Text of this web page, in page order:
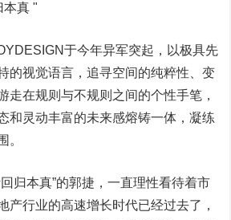
真 "
于今年异军突起，以极具先
的视觉语言，追寻空间的纯粹性、变
走在规则与不规则之间的个性手笔，
和灵动丰富的未来感熔铸一体，凝练
。
本真”的郭捷，一直理性看待着市
产行业的高速增长时代已经过去了，